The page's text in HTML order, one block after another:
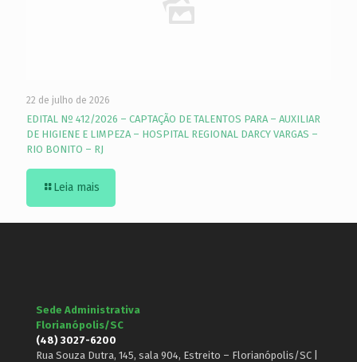
22 de julho de 2026
EDITAL Nº 412/2026 – CAPTAÇÃO DE TALENTOS PARA – AUXILIAR
DE HIGIENE E LIMPEZA – HOSPITAL REGIONAL DARCY VARGAS –
RIO BONITO – RJ
Leia mais
Sede Administrativa
Florianópolis/SC
(48) 3027-6200
Rua Souza Dutra, 145, sala 904, Estreito – Florianópolis/SC |